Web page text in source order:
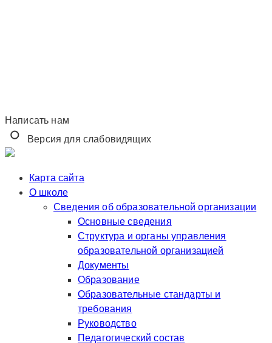
Написать нам
Версия для слабовидящих
Карта сайта
О школе
Сведения об образовательной организации
Основные сведения
Структура и органы управления
образовательной организацией
Документы
Образование
Образовательные стандарты и
требования
Руководство
Педагогический состав